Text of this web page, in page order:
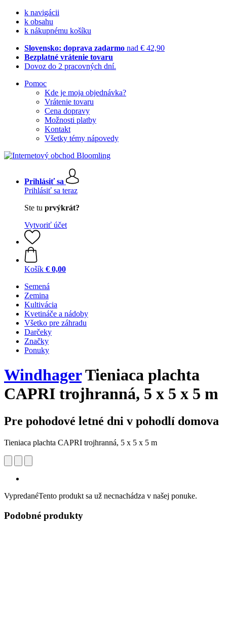
k navigácii
k obsahu
k nákupnému košíku
Slovensko: doprava zadarmo nad € 42,90
Bezplatné vrátenie tovaru
Dovoz do 2 pracovných dní.
Pomoc
Kde je moja objednávka?
Vrátenie tovaru
Cena dopravy
Možnosti platby
Kontakt
Všetky témy nápovedy
Prihlásiť sa
Prihlásiť sa teraz
Ste tu prvýkrát?
Vytvoriť účet
Košík € 0,00
Semená
Zemina
Kultivácia
Kvetináče a nádoby
Všetko pre záhradu
Darčeky
Značky
Ponuky
WindhagerTieniaca plachta
CAPRI trojhranná, 5 x 5 x 5 m
Pre pohodové letné dni v pohodlí domova
Tieniaca plachta CAPRI trojhranná, 5 x 5 x 5 m
VypredanéTento produkt sa už necnachádza v našej ponuke.
Podobné produkty